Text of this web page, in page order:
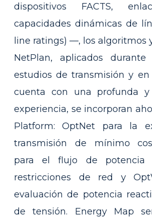
dispositivos FACTS,
capacidades dinámicas de
line ratings) —, los algoritmos
NetPlan, aplicados durante
estudios de transmisión y en
cuenta con una profunda y
experiencia, se incorporan
Platform: OptNet para la
transmisión de mínimo
para el flujo de potencia
restricciones de red y
evaluación de potencia
de tensión. Energy Map